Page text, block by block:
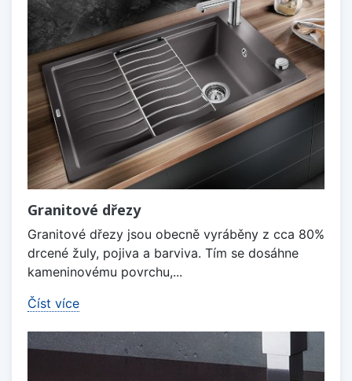
Granitové dřezy
Granitové dřezy jsou obecně vyráběny z cca 80%
drcené žuly, pojiva a barviva. Tím se dosáhne
kameninovému povrchu,...
Číst více